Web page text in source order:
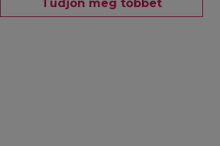
Tudjon meg többet